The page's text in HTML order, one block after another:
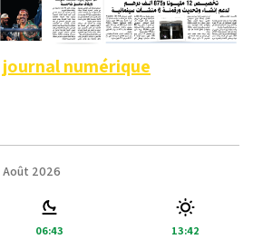
journal numérique
Août 2026
06:43
13:42